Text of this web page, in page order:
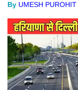
By UMESH PUROHIT